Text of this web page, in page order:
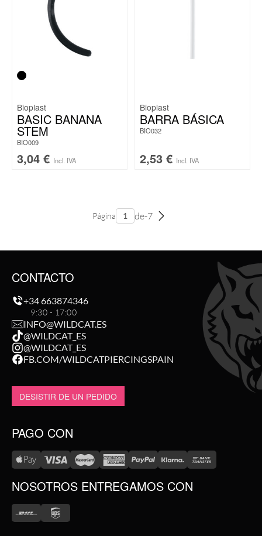
Bioplast
BASIC BANANA
STEM
BIO009
3,04 € Incl. IVA
Bioplast
BARRA BÁSICA
BIO032
2,53 € Incl. IVA
Página de-7
CONTACTO
+34 663874346
9:30 - 17:00
INFO@WILDCAT.ES
@WILDCAT_ES
@WILDCAT_ES
FB.COM/WILDCATPIERCINGSPAIN
DESISTIR DE UN PEDIDO
PAGO CON
NOSOTROS ENTREGAMOS CON